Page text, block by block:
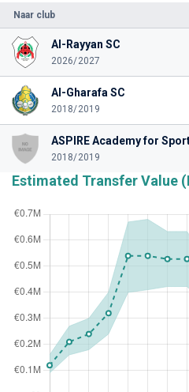
Naar club
Al-Rayyan SC
2026/2027
Al-Gharafa SC
2018/2019
ASPIRE Academy for
2018/2019
Estimated Transfer Value